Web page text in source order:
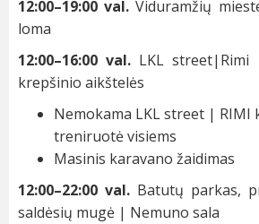
12:00–19:00 val.Viduramžių
loma
12:00–16:00 val.LKL street|Rimi
krepšinio aikštelės
Nemokama LKL street | RIMI
treniruotė visiems
Masinis karavano žaidimas
12:00–22:00 val. Batutų parkas,
saldėsių mugė | Nemuno sala